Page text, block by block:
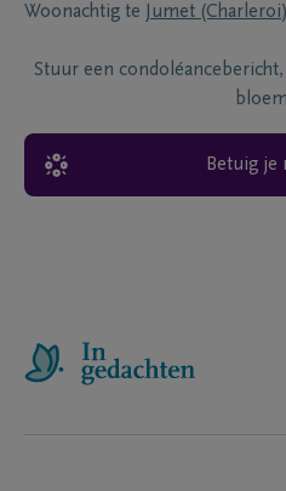
Woonachtig te Jumet (Charleroi)
Stuur een
Betuig je